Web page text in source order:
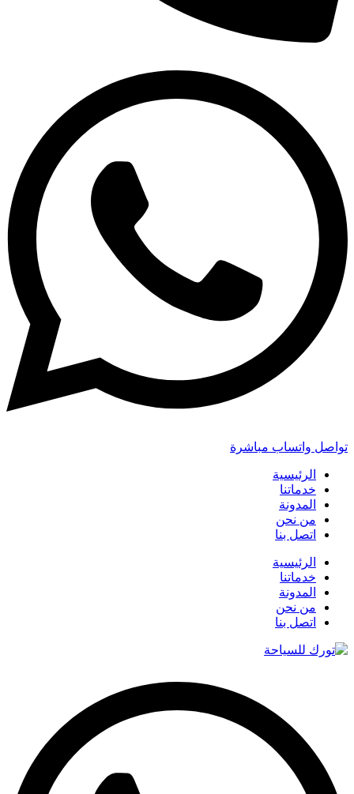
تواصل واتساب مباشرة
الرئيسية
خدماتنا
المدونة
من نحن
اتصل بنا
الرئيسية
خدماتنا
المدونة
من نحن
اتصل بنا